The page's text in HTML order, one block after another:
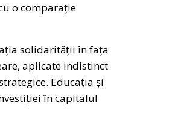
o comparație
solidarității în fața
aplicate indistinct
Educația și
în capitalul